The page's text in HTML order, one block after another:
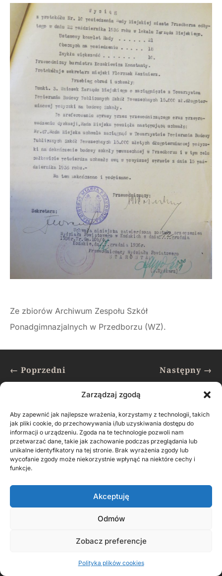
Zarządzaj zgodą
Aby zapewnić jak najlepsze wrażenia, korzystamy z technologii, takich
jak pliki cookie, do przechowywania i/lub uzyskiwania dostępu do
informacji o urządzeniu. Zgoda na te technologie pozwoli nam
przetwarzać dane, takie jak zachowanie podczas przeglądania lub
unikalne identyfikatory na tej stronie. Brak wyrażenia zgody lub
wycofanie zgody może niekorzystnie wpłynąć na niektóre cechy i
funkcje.
Akceptuję
Odmów
Zobacz preferencje
Polityka plików cookies
Ze zbiorów Archiwum Zespołu Szkół
Ponadgimnazjalnych w Przedborzu (WZ).
← Poprzedni Następny →
W tej kategorii …
PRZEDBÓRZ 1943. ANATOMIA ZDRADY
listopad 2023
Społeczeństwo ośmiotysięcznego Przedborza już w
pierwszych dniach II wojny światowej doznało
wstrząsu skutkiem bezwzględnego okrucieństwa i
terroru Niemców. Po ich wkroczeniu do miasta
przeciwstawić się najeźdźcy. Spłonęło...